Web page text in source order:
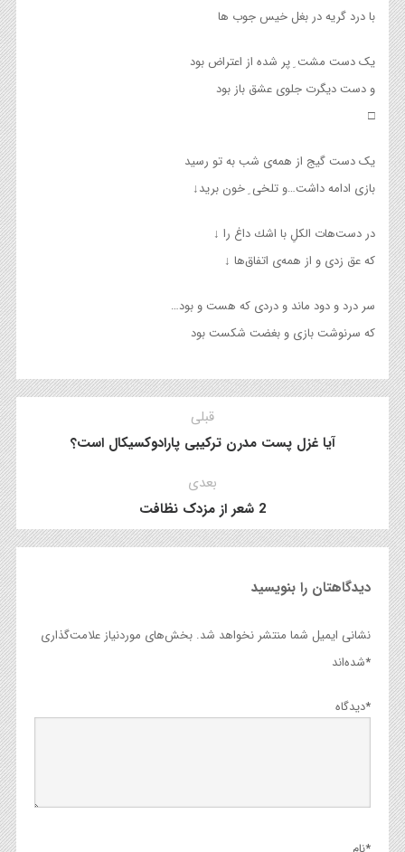
با درد گریه در بغل خیس جوب ها
یک دست مشت ِ پر شده از اعتراض بود
و دست دیگرت جلوی عشق باز بود
□
یک دست گیج از همه‌ی شب به تو رسید
بازی ادامه داشت…و تلخی ِ خون برید↓
در دست‌هات الکلِ با اشك داغ را ↓
که عق زدی و از همه‌ی اتفاق‌ها ↓
سر درد و دود ماند و دردی که هست و بود…
که سرنوشت بازی و بغضت شکست بود
قبلی
آیا غزل پست مدرن ترکیبی پارادوکسیکال است؟
بعدی
2 شعر از مزدک نظافت
دیدگاهتان را بنویسید
نشانی ایمیل شما منتشر نخواهد شد. بخش‌های موردنیاز علامت‌گذاری
شده‌اند*
دیدگاه*